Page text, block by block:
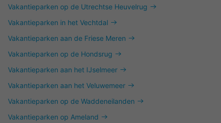
Vakantieparken op de Utrechtse Heuvelrug
Vakantieparken in het Vechtdal
Vakantieparken aan de Friese Meren
Vakantieparken op de Hondsrug
Vakantieparken aan het IJselmeer
Vakantieparken aan het Veluwemeer
Vakantieparken op de Waddeneilanden
Vakantieparken op Ameland